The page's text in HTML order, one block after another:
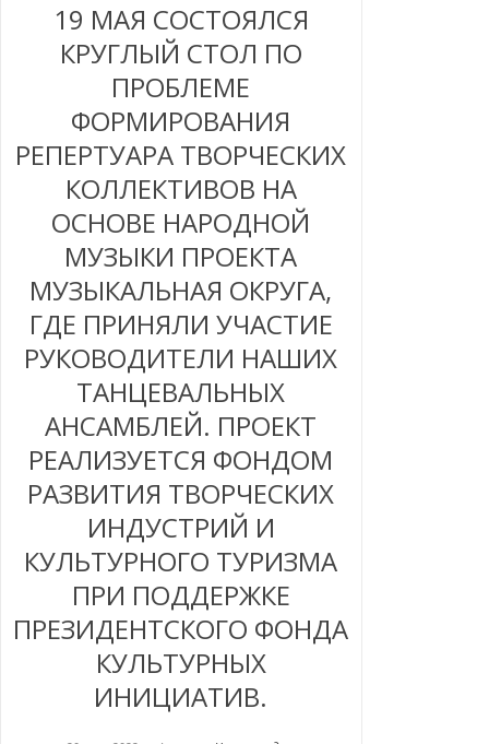
19 МАЯ СОСТОЯЛСЯ
КРУГЛЫЙ СТОЛ ПО
ПРОБЛЕМЕ
ФОРМИРОВАНИЯ
РЕПЕРТУАРА ТВОРЧЕСКИХ
КОЛЛЕКТИВОВ НА
ОСНОВЕ НАРОДНОЙ
МУЗЫКИ ПРОЕКТА
МУЗЫКАЛЬНАЯ ОКРУГА,
ГДЕ ПРИНЯЛИ УЧАСТИЕ
РУКОВОДИТЕЛИ НАШИХ
ТАНЦЕВАЛЬНЫХ
АНСАМБЛЕЙ. ПРОЕКТ
РЕАЛИЗУЕТСЯ ФОНДОМ
РАЗВИТИЯ ТВОРЧЕСКИХ
ИНДУСТРИЙ И
КУЛЬТУРНОГО ТУРИЗМА
ПРИ ПОДДЕРЖКЕ
ПРЕЗИДЕНТСКОГО ФОНДА
КУЛЬТУРНЫХ
ИНИЦИАТИВ.